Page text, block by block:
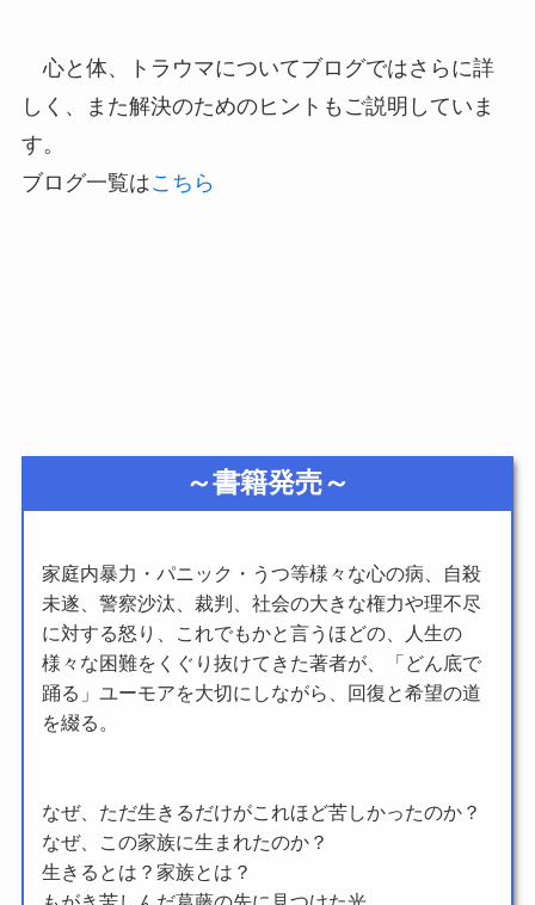
心と体、トラウマについてブログではさらに詳
しく、また解決のためのヒントもご説明していま
す。
ブログ一覧はこちら
～書籍発売～
家庭内暴力・パニック・うつ等様々な心の病、自殺
未遂、警察沙汰、裁判、社会の大きな権力や理不尽
に対する怒り、これでもかと言うほどの、人生の
様々な困難をくぐり抜けてきた著者が、「どん底で
踊る」ユーモアを大切にしながら、回復と希望の道
を綴る。
なぜ、ただ生きるだけがこれほど苦しかったのか？
なぜ、この家族に生まれたのか？
生きるとは？家族とは？